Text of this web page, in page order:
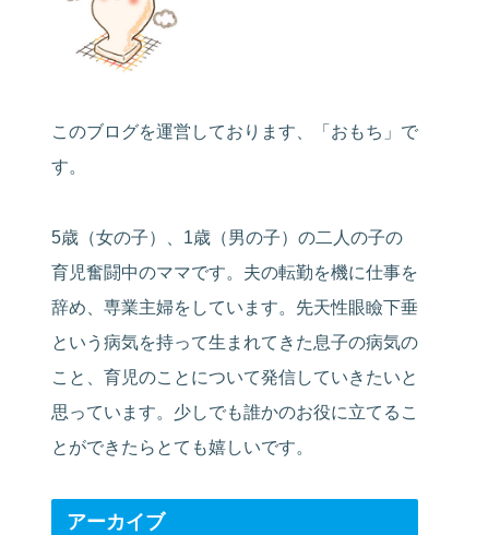
このブログを運営しております、「おもち」で
す。
5歳（女の子）、1歳（男の子）の二人の子の
育児奮闘中のママです。夫の転勤を機に仕事を
辞め、専業主婦をしています。先天性眼瞼下垂
という病気を持って生まれてきた息子の病気の
こと、育児のことについて発信していきたいと
思っています。少しでも誰かのお役に立てるこ
とができたらとても嬉しいです。
アーカイブ